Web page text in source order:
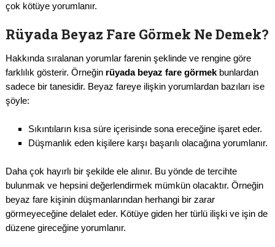
çok kötüye yorumlanır.
Rüyada Beyaz Fare Görmek Ne Demek?
Hakkında sıralanan yorumlar farenin şeklinde ve rengine göre
farklılık gösterir. Örneğin rüyada beyaz fare görmek bunlardan
sadece bir tanesidir. Beyaz fareye ilişkin yorumlardan bazıları ise
şöyle:
Sıkıntıların kısa süre içerisinde sona ereceğine işaret eder.
Düşmanlık eden kişilere karşı başarılı olacağına yorumlanır.
Daha çok hayırlı bir şekilde ele alınır. Bu yönde de tercihte
bulunmak ve hepsini değerlendirmek mümkün olacaktır. Örneğin
beyaz fare kişinin düşmanlarından herhangi bir zarar
görmeyeceğine delalet eder. Kötüye giden her türlü ilişki ve işin de
düzene gireceğine yorumlanır.